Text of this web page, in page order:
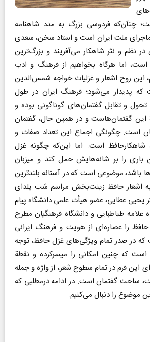
چنآن‌که فردوسی بزرگ به مدد شاهنامه
ملت ایران است و استاد سخن، سعدی
در نظم و نثر شاهکار می‌آفریند و بزرگ‌ترین
است، اما هرگاه بخواهیم از فرهنگ و ادب
این روح اشعار و غزلیات خواجه شمس‌الدین
پدیدار می‌شود؛ فرهنگ ایران در طول
و تقابل گفتمان‌های گوناگونی بوده و
گفتمان‌هاست و در همین حال، گفتمان
است. چگونگی اجماع این تعداد صفات و
شاهکارحافظ است. اما این‌که چگونه غزل
باری را بر شانه‌هایش حمل کند و میزبان
باشد، موضوعی است که در آستانه بلندترین
اشعار حافظ زینت‌بخش مراسم شب یلدای
یحیی عطایی، عضو هیأت علمی دانشگاه پیام
علامه طباطبایی و دانشگاه فرهنگیان مطرح
حافظ را عصاره‌ای از هویت و فرهنگ ایرانی
که در صدر تمام ویژگی‌های غزل حافظ، توجه
است که چنین امکانی را میسرکرده و نقطة
این فرم در تمام سطوح شعر، از واژه و جمله
ساحت گفتمان است. در ادامه درمطلبی که
موضوع را دنبال می‌کنیم.